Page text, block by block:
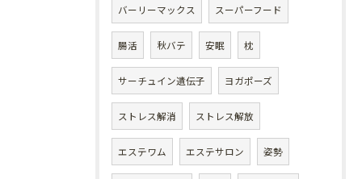
バーリーマックス スーパーフード
腸活 秋バテ 安眠 枕
サーチュイン遺伝子 ヨガポーズ
ストレス解消 ストレス解放
エステワム エステサロン 姿勢